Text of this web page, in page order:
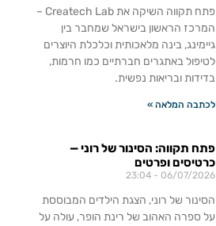
פתח תקווה השיקה את Createch Lab –
המרכז הראשון בישראל שמחבר בין
גיימינג, בינה מלאכותית וכלכלת היוצרים
לטיפול באתגרים חברתיים כמו חרמות,
בדידות ובריאות נפשית.
לכתבה המלאה »
פתח תקווה: הסינור של רוני —
כרטיסים ופרטים
06/07/2026
הסינור של רוני, הצגת הילדים המבוססת
על ספרה האהוב של רינת הופר, עולה על